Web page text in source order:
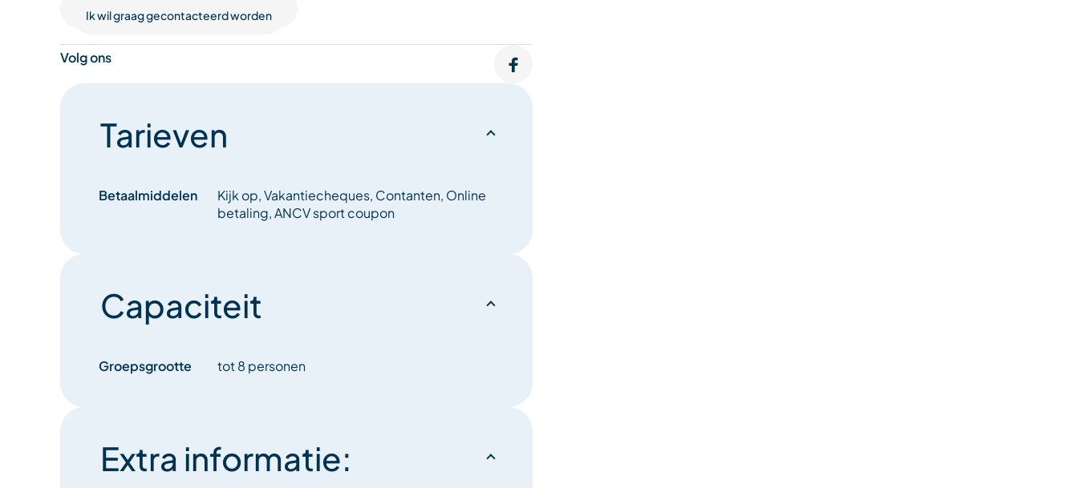
Ik wil graag gecontacteerd worden
Volg ons
Tarieven
Betaalmiddelen
Kijk op, Vakantiecheques, Contanten, Online
betaling, ANCV sport coupon
Capaciteit
Groepsgrootte tot 8 personen
Extra informatie: